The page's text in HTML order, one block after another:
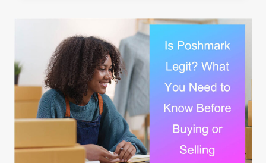
SATIŞLARINIZI
ARTIRIN:
BAŞLANGIÇ
REHBERI